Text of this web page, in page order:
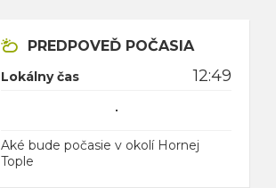
PREDPOVEĎ POČASIA
Lokálny čas 12:49
Aké bude počasie v okolí Hornej
Tople